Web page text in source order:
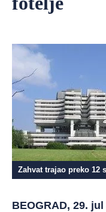
Zahvat trajao preko 12
BEOGRAD, 29.